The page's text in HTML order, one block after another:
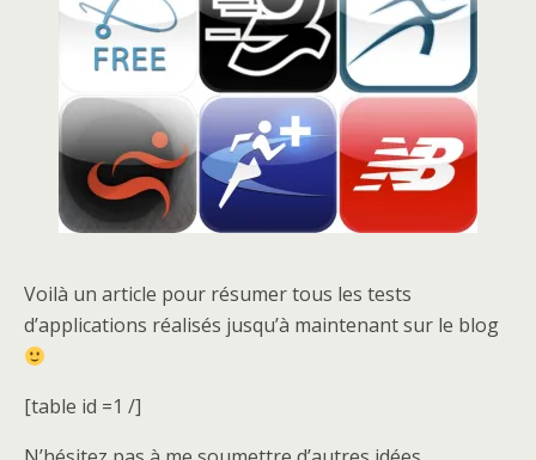
Voilà un article pour résumer tous les tests
d’applications réalisés jusqu’à maintenant sur le blog
[table id =1 /]